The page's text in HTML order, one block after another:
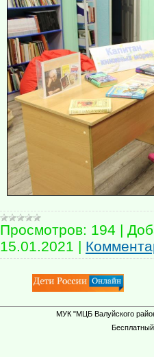
Просмотров: 194 |
15.01.2021 |
МУК "МЦБ Валуйского